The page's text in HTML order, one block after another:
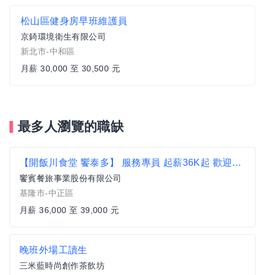
松山區健身房早班維護員
京錡環境衛生有限公司
新北市-中和區
月薪 30,000 至 30,500 元
最多人瀏覽的職缺
【開飯川食堂 饗泰多】 服務專員 起薪36K起 歡迎無經驗者加入【基隆市中正區】
饗賓餐旅事業股份有限公司
基隆市-中正區
月薪 36,000 至 39,000 元
晚班外場工讀生
三米藍時尚創作茶飲坊